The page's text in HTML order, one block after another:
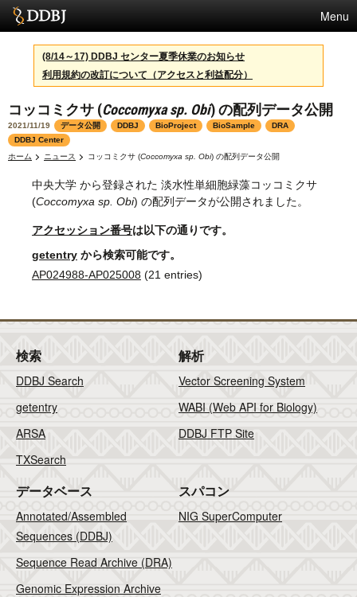
Menu
サービス
スパコン
統計
活動
利用規約
問合せ
(8/14～17) DDBJ センター夏季休業のお知らせ
利用規約の改訂について（アクセスと利益配分）
コッコミクサ (Coccomyxa sp. Obi) の配列データ公開
2021/11/19 データ公開 DDBJ BioProject BioSample
DRA
DDBJ Center
ホーム
ニュース コッコミクサ (Coccomyxa sp. Obi) の配列データ公開
中央大学 から登録された 淡水性単細胞緑藻コッコミクサ
(Coccomyxa sp. Obi) の配列データが公開されました。
アクセッション番号は以下の通りです。
getentry から検索可能です。
AP024988-AP025008 (21 entries)
検索
DDBJ Search
getentry
ARSA
TXSearch
解析
Vector Screening System
WABI (Web API for Biology)
DDBJ FTP Site
データベース
Annotated/Assembled
Sequences (DDBJ)
Sequence Read Archive (DRA)
Genomic Expression Archive
スパコン
NIG SuperComputer